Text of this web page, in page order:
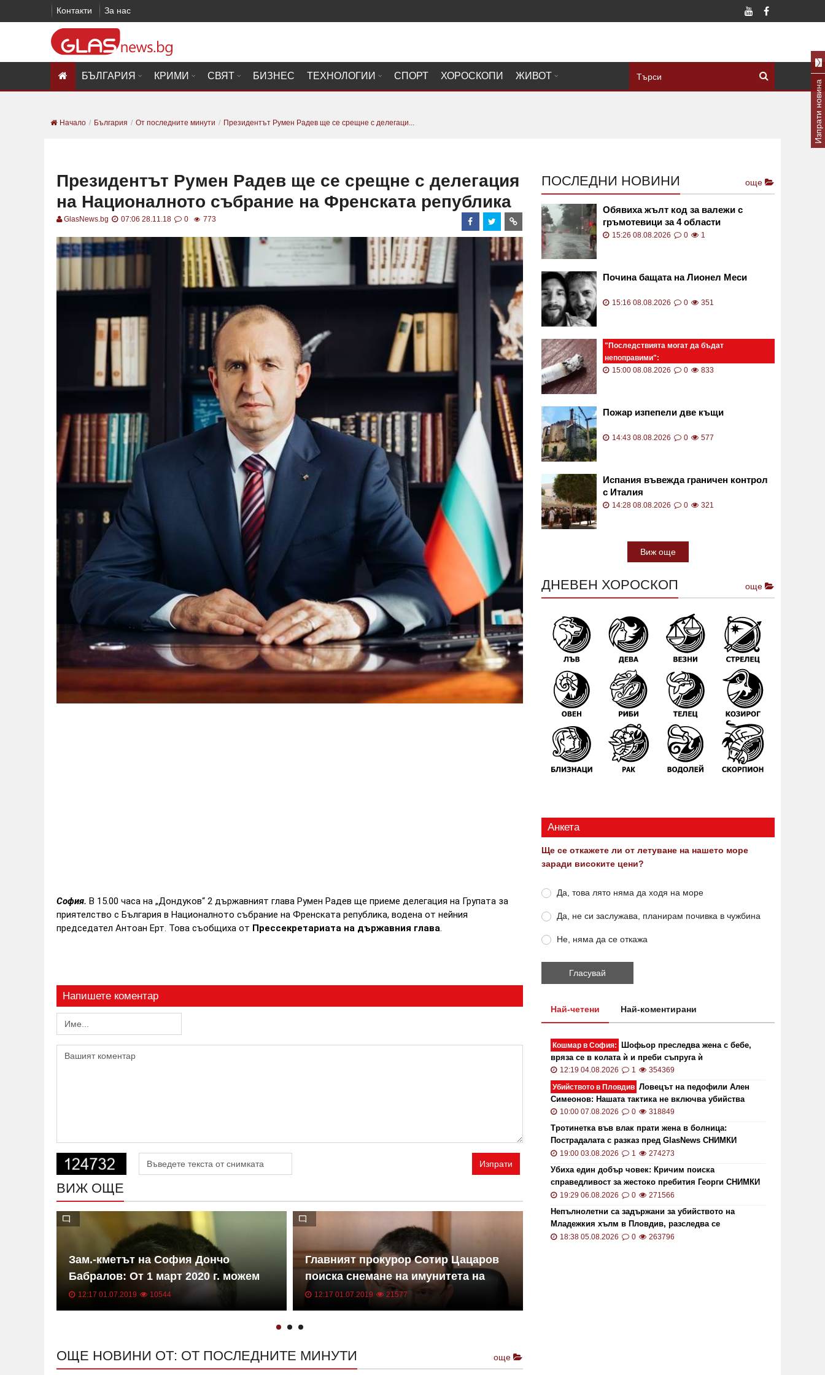
Контакти За нас
БЪЛГАРИЯ КРИМИ СВЯТ БИЗНЕС ТЕХНОЛОГИИ СПОРТ ХОРОСКОПИ ЖИВОТ
Начало България От последните минути Президентът Румен Радев ще се срещне с делегаци...
Президентът Румен Радев ще се срещне с делегация
на Националното събрание на Френската република
GlasNews.bg 07:06 28.11.18 0 773
София. В 15.00 часа на „Дондуков“ 2 държавният глава Румен Радев ще приеме делегация на Групата за
приятелство с България в Националното събрание на Френската република, водена от нейния
председател Антоан Ерт. Това съобщиха от Прессекретариата на държавния глава.
Напишете коментар
Изпрати
ВИЖ ОЩЕ
Зам.-кметът на София Дончо
Бабралов: От 1 март 2020 г. можем
да очакваме следващо увеличение
на заплатите на шофьорите от
12:17 01.07.2019 10544
Главният прокурор Сотир Цацаров
поиска снемане на имунитета на
народния представител Георги
Михайлов във връзка с данъчно
12:17 01.07.2019 21577
ОЩЕ НОВИНИ ОТ: ОТ ПОСЛЕДНИТЕ МИНУТИ още
ПОСЛЕДНИ НОВИНИ още
Обявиха жълт код за валежи с
гръмотевици за 4 области
15:26 08.08.2026 0 1
Почина бащата на Лионел Меси
15:16 08.08.2026 0 351
"Последствията могат да бъдат
непоправими":
Незагасен фас падна върху количка с
15:00 08.08.2026 0 833
Пожар изпепели две къщи
14:43 08.08.2026 0 577
Испания въвежда граничен контрол
с Италия
14:28 08.08.2026 0 321
Виж още
ДНЕВЕН ХОРОСКОП още
Анкета
Ще се откажете ли от летуване на нашето море
заради високите цени?
Да, това лято няма да ходя на море
Да, не си заслужава, планирам почивка в чужбина
Не, няма да се откажа
Най-четени Най-коментирани
Кошмар в София:
Шофьор преследва жена с бебе,
вряза се в колата ѝ и преби съпруга ѝ
12:19 04.08.2026 1
354369
Убийството в Пловдив Ловецът на педофили Ален
Симеонов: Нашата тактика не включва убийства
10:00 07.08.2026 0 318849
Тротинетка във влак прати жена в болница:
Пострадалата с разказ пред GlasNews СНИМКИ
19:00 03.08.2026 1 274273
Убиха един добър човек: Кричим поиска
справедливост за жестоко пребития Георги СНИМКИ
и ВИДЕО
19:29 06.08.2026 0 271566
Непълнолетни са задържани за убийството на
Младежкия хълм в Пловдив, разследва се
хомофобски мотив
18:38 05.08.2026 0 263796
Изпрати новина